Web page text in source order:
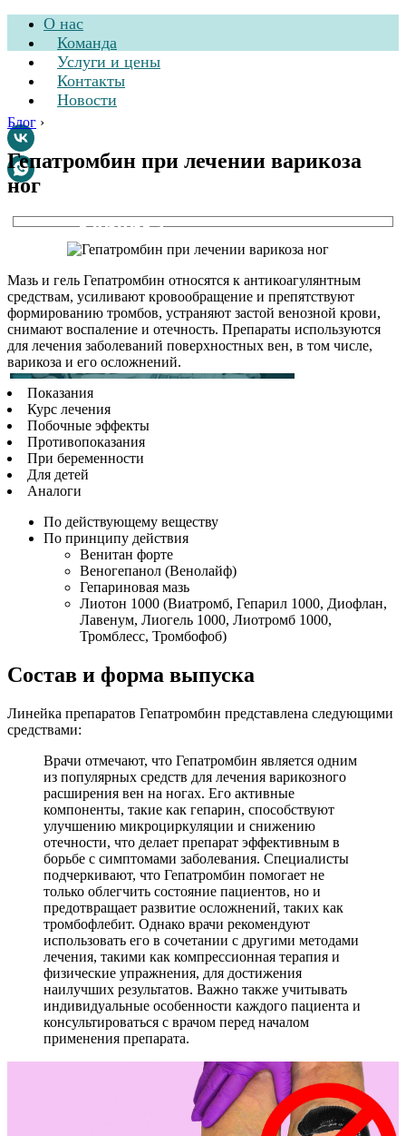
О нас
Команда
Услуги и цены
Контакты
Новости
Стоматологическая
клиника
Блог ›
Гепатромбин при лечении варикоза
ног
Мазь и гель Гепатромбин относятся к антикоагулянтным
средствам, усиливают кровообращение и препятствуют
формированию тромбов, устраняют застой венозной крови,
снимают воспаление и отечность. Препараты используются
для лечения заболеваний поверхностных вен, в том числе,
варикоза и его осложнений.
Показания
Курс лечения
Побочные эффекты
Противопоказания
При беременности
Для детей
Аналоги
По действующему веществу
По принципу действия
Венитан форте
Веногепанол (Венолайф)
Гепариновая мазь
Лиотон 1000 (Виатромб, Гепарил 1000, Диофлан,
Лавенум, Лиогель 1000, Лиотромб 1000,
Тромблесс, Тромбофоб)
Состав и форма выпуска
Линейка препаратов Гепатромбин представлена следующими
средствами:
Врачи отмечают, что Гепатромбин является одним
из популярных средств для лечения варикозного
расширения вен на ногах. Его активные
компоненты, такие как гепарин, способствуют
улучшению микроциркуляции и снижению
отечности, что делает препарат эффективным в
борьбе с симптомами заболевания. Специалисты
подчеркивают, что Гепатромбин помогает не
только облегчить состояние пациентов, но и
предотвращает развитие осложнений, таких как
тромбофлебит. Однако врачи рекомендуют
использовать его в сочетании с другими методами
лечения, такими как компрессионная терапия и
физические упражнения, для достижения
наилучших результатов. Важно также учитывать
индивидуальные особенности каждого пациента и
консультироваться с врачом перед началом
применения препарата.